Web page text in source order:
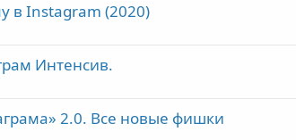
в Instagram (2020)
Интенсив.
2.0. Все новые фишки